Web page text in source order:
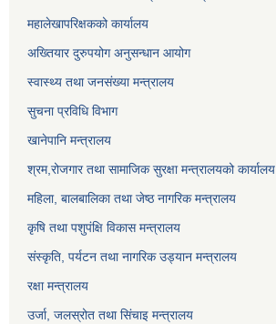
महालेखापरिक्षकको कार्यालय
अख्तियार दुरुपयोग अनुसन्धान आयोग
स्वास्थ्य तथा जनसंख्या मन्त्रालय
सुचना प्रविधि विभाग
खानेपानि मन्त्रालय
श्रम,रोजगार तथा सामाजिक सुरक्षा मन्त्रालयको कार्यालय
महिला, बालबालिका तथा जेष्ठ नागरिक मन्त्रालय
कृषि तथा पशुपंक्षि विकास मन्त्रालय
संस्कृति, पर्यटन तथा नागरिक उड्‍यान मन्त्रालय
रक्षा मन्त्रालय
उर्जा, जलस्रोत तथा सिंचाइ मन्त्रालय